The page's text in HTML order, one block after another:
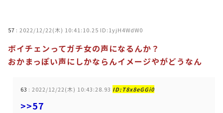
57 : 2022/12/22(木) 10:41:10.25 ID:1yjH4WdW0
ボイチェンってガチ女の声になるんか？
おかまっぽい声にしかならんイメージやがどうなん
63 : 2022/12/22(木) 10:43:28.93 ID:T8x8eGGi0
>>57